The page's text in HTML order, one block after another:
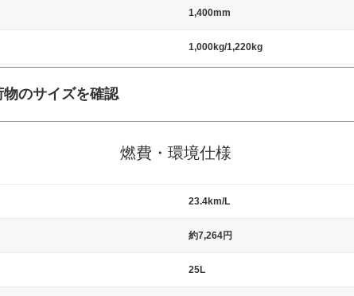
1,400mm
1,000kg/1,220kg
のサイズを確認
（最低値）とされる事が多いようです。
燃費・環境仕様
23.4km/L
約7,264円
25L